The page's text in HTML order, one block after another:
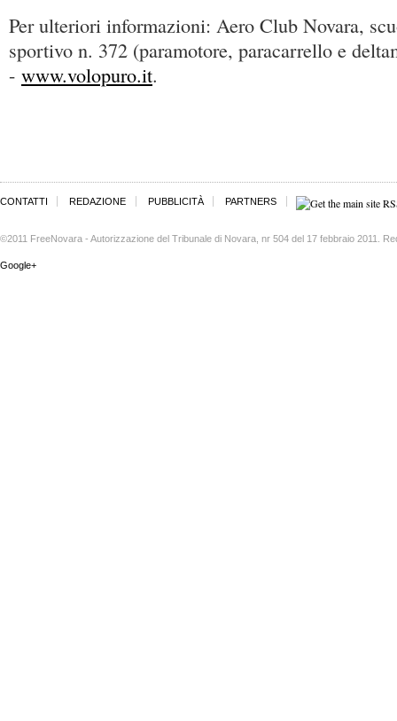
Per ulteriori informazioni: Aero Club Novara,
sportivo n. 372 (paramotore, paracarrello e
- www.volopuro.it.
CONTATTI REDAZIONE PUBBLICITÀ PARTNERS
©2011 FreeNovara - Autorizzazione del Tribunale di Novara, nr 504 del 17 febbraio 2011.
Google+